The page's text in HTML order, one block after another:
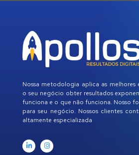
Nossa metodologia aplica as melhores
o seu negócio obter resultados
funciona e o que não funciona. Nosso
para seu negócio. Nossos clientes
altamente especializada